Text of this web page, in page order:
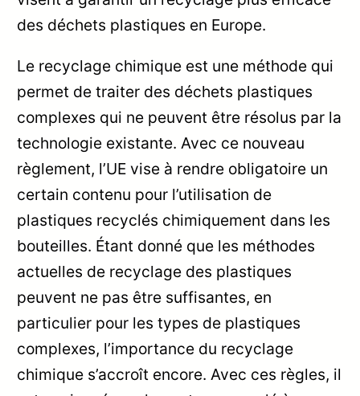
des déchets plastiques en Europe.
Le recyclage chimique est une méthode qui
permet de traiter des déchets plastiques
complexes qui ne peuvent être résolus par la
technologie existante. Avec ce nouveau
règlement, l’UE vise à rendre obligatoire un
certain contenu pour l’utilisation de
plastiques recyclés chimiquement dans les
bouteilles. Étant donné que les méthodes
actuelles de recyclage des plastiques
peuvent ne pas être suffisantes, en
particulier pour les types de plastiques
complexes, l’importance du recyclage
chimique s’accroît encore. Avec ces règles, il